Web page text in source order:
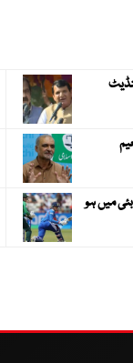
دبئی میں ہو